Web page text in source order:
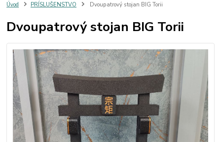
Úvod PRÍSLUŠENSTVO Dvoupatrový stojan BIG Torii
Dvoupatrový stojan BIG Torii